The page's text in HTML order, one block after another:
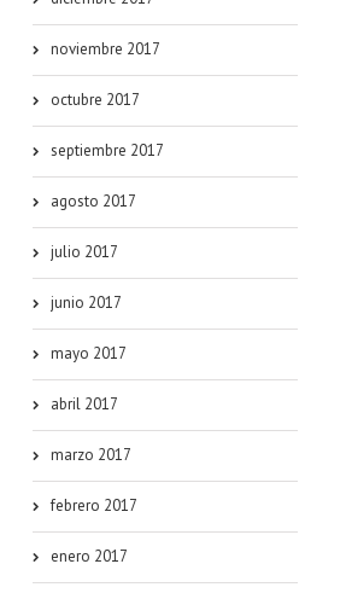
noviembre 2017
octubre 2017
septiembre 2017
agosto 2017
julio 2017
junio 2017
mayo 2017
abril 2017
marzo 2017
febrero 2017
enero 2017